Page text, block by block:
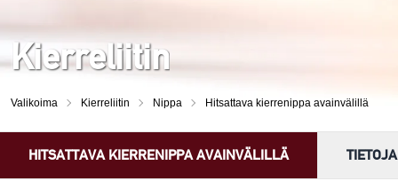
Kierreliitin
Valikoima Kierreliitin Nippa Hitsattava kierrenippa avainvälillä
HITSATTAVA KIERRENIPPA AVAINVÄLILLÄ TIETOJA